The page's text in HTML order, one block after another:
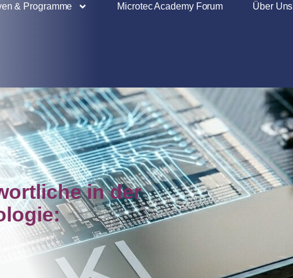
& Programme Microtec Academy Forum Über Uns
in der